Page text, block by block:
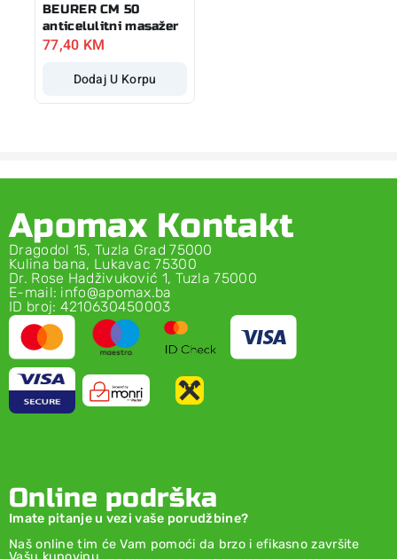
BEURER CM 50
anticelulitni masažer
77,40 KM
Dodaj U Korpu
Apomax Kontakt
Dragodol 15, Tuzla Grad 75000
Kulina bana, Lukavac 75300
Dr. Rose Hadživuković 1, Tuzla 75000
E-mail: info@apomax.ba
ID broj: 4210630450003
Online podrška
Imate pitanje u vezi vaše porudžbine?
Naš online tim će Vam pomoći da brzo i efikasno završite